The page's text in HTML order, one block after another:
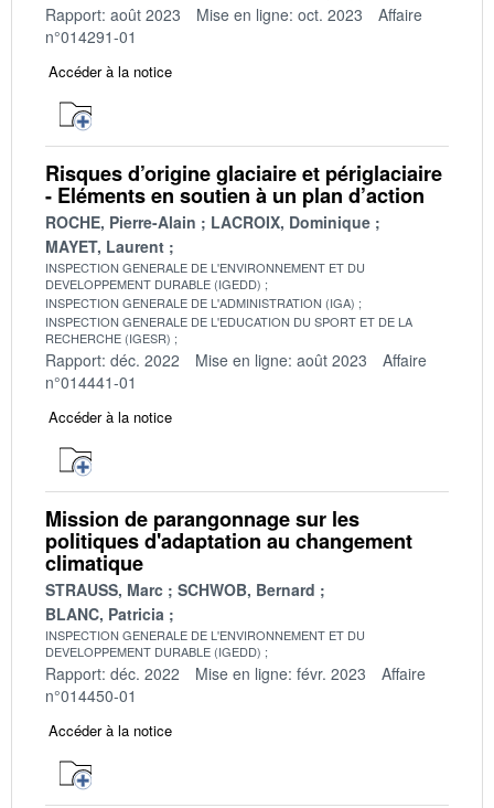
Rapport: août 2023 Mise en ligne: oct. 2023
Affaire
n°014291-01
Accéder à la notice
Risques d’origine glaciaire et périglaciaire
- Eléments en soutien à un plan d’action
ROCHE, Pierre-Alain
LACROIX, Dominique
MAYET, Laurent
INSPECTION GENERALE DE L'ENVIRONNEMENT ET DU
DEVELOPPEMENT DURABLE (IGEDD)
INSPECTION GENERALE DE L'ADMINISTRATION (IGA)
INSPECTION GENERALE DE L'EDUCATION DU SPORT ET DE LA
RECHERCHE (IGESR)
Rapport: déc. 2022 Mise en ligne: août 2023
Affaire
n°014441-01
Accéder à la notice
Mission de parangonnage sur les
politiques d'adaptation au changement
climatique
STRAUSS, Marc
SCHWOB, Bernard
BLANC, Patricia
INSPECTION GENERALE DE L'ENVIRONNEMENT ET DU
DEVELOPPEMENT DURABLE (IGEDD)
Rapport: déc. 2022 Mise en ligne: févr. 2023
Affaire
n°014450-01
Accéder à la notice